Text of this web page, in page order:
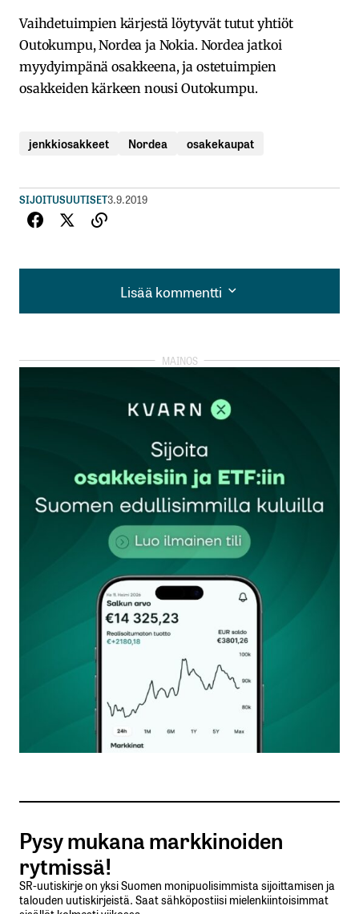
Vaihdetuimpien kärjestä löytyvät tutut yhtiöt
Outokumpu, Nordea ja Nokia. Nordea jatkoi
myydyimpänä osakkeena, ja ostetuimpien
osakkeiden kärkeen nousi Outokumpu.
jenkkiosakkeet Nordea osakekaupat
SIJOITUSUUTISET3.9.2019
Lisää kommentti
Lisää kommentti
kirjautua
rekisteröityä
Sähköpostiosoitettasi ei julkaista.Pakolliset
kentät on merkitty*
Kommentti*
Nimesi tai nimimerkkisi
Sähköpostiosoitteesi
Tilaa SalkunRakentajan uutiskirje
Lähetä kommentti
Pysy mukana markkinoiden
rytmissä!
SR-uutiskirje on yksi Suomen monipuolisimmista sijoittamisen ja
talouden uutiskirjeistä. Saat sähköpostiisi mielenkiintoisimmat